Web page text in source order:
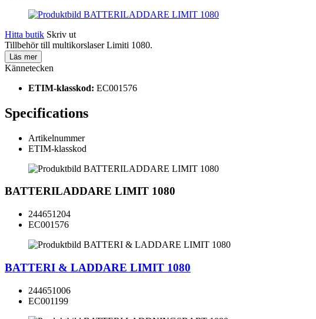
Hitta butik Skriv ut
Tillbehör till multikorslaser Limiti 1080.
Läs mer
Kännetecken
ETIM-klasskod: EC001576
Specifications
Artikelnummer
ETIM-klasskod
BATTERILADDARE LIMIT 1080
244651204
EC001576
BATTERI & LADDARE LIMIT 1080
244651006
EC001199